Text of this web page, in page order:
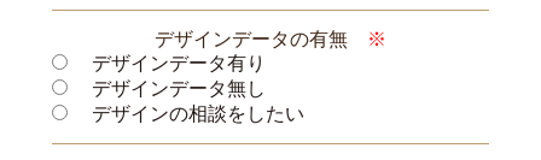
デザインデータの有無
※
デザインデータ有り
デザインデータ無し
デザインの相談をしたい